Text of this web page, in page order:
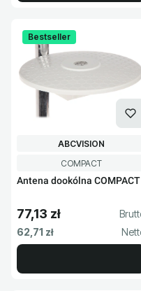
Bestseller
Kod produktu
COMPACT
Antena dookólna COMPACT
PRODUCENT
ABCVISION
Cena brutto
77,13 zł
Cena netto
62,71 zł